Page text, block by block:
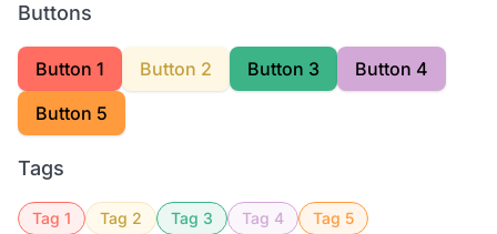
Buttons
Button 1 Button 2 Button 3
Button 4
Button 5
Tags
Tag 1 Tag 2 Tag 3 Tag 4 Tag 5